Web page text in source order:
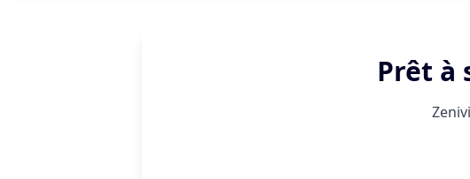
Prêt à